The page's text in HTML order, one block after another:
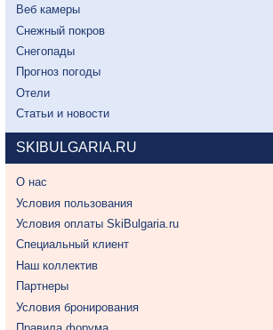
Веб камеры
Снежный покров
Снегопады
Прогноз погоды
Отели
Статьи и новости
SKIBULGARIA.RU
О нас
Условия пользования
Условия оплаты SkiBulgaria.ru
Специальный клиент
Наш коллектив
Партнеры
Условия бронирования